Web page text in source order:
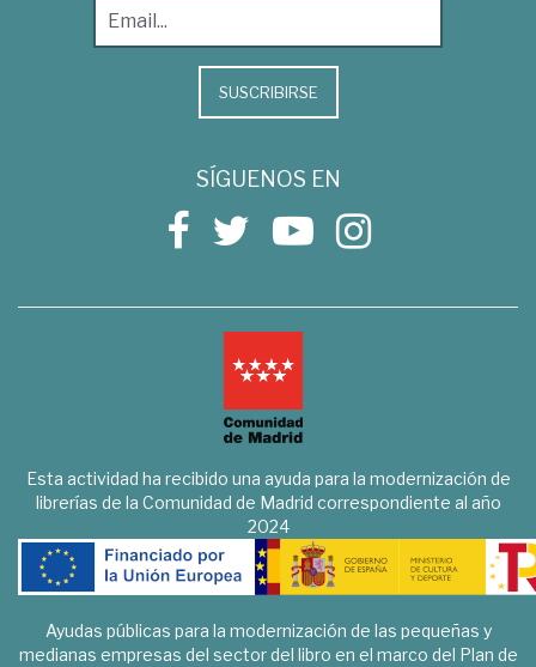
SUSCRIBIRSE
SÍGUENOS EN
Esta actividad ha recibido una ayuda para la modernización de
librerías de la Comunidad de Madrid correspondiente al año
2024
Ayudas públicas para la modernización de las pequeñas y
medianas empresas del sector del libro en el marco del Plan de